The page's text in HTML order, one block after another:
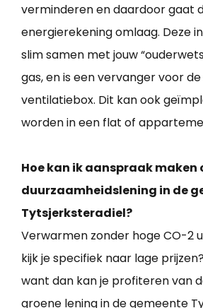
verminderen en daardoor gaat
energierekening omlaag. Deze
slim samen met jouw
gas, en is een vervanger voor
ventilatiebox. Dit kan ook
worden in een flat of
Hoe kan ik aanspraak maken
duurzaamheidslening in de
Tytsjerksteradiel?
Verwarmen zonder hoge CO-2
kijk je specifiek naar lage
want dan kan je profiteren van
groene lening in de gemeente